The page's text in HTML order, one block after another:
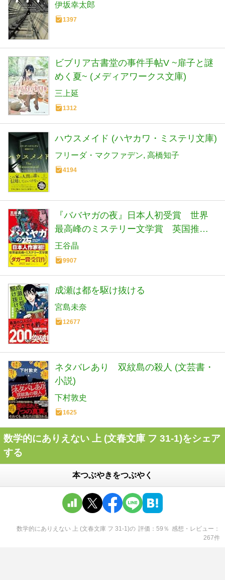
伊坂幸太郎
1397
ビブリア古書堂の事件手帖V ~扉子と謎
めく夏~ (メディアワークス文庫)
三上延
1312
ハウスメイド (ハヤカワ・ミステリ文庫)
フリーダ・マクファデン 高橋知子
4194
『ババヤガの夜』日本人初受賞 世界
最高峰のミステリー文学賞 英国推理
作家協会賞(ダガー賞） (河出文庫 お 46-
1)
王谷晶
9907
成瀬は都を駆け抜ける
宮島未奈
12677
ネタバレあり 双紋島の殺人 (文芸書・
小説)
下村敦史
1625
数学的にありえない 上 (文春文庫 フ 31-1)をシェア
する
本つぶやきをつぶやく
数学的にありえない 上 (文春文庫 フ 31-1)の 評価 59 ％ 感想・レビュー
267件